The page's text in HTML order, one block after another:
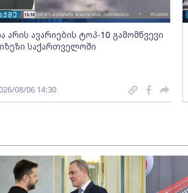
არის ავარიების ტოპ-10 გამომწვევი
საქართველოში
08/06 14:30